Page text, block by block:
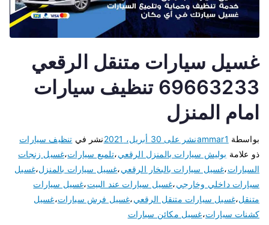
غسيل سيارات متنقل الرقعي
69663233 تنظيف سيارات
امام المنزل
بواسطة ammar1نشر على 30 أبريل، 2021 نشر في تنظيف سيارات
ذو علامة بوليش سيارات بالمنزل الرقعي،تلميع سيارات،غسيل زنجات
السيارات،غسيل سيارات بالبخار الرقعي،غسيل سيارات بالمنزل،غسيل
سيارات داخلي وخارجي،غسيل سيارات عند البيت،غسيل سيارات
متنقل،غسيل سيارات متنقل الرقعي،غسيل فرش سيارات،غسيل
كشنات سيارات،غسيل مكائن سيارات